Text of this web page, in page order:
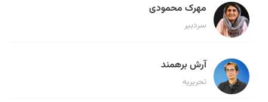
مهرک محمودی
سردبیر
آرش برهمند
تحریریه